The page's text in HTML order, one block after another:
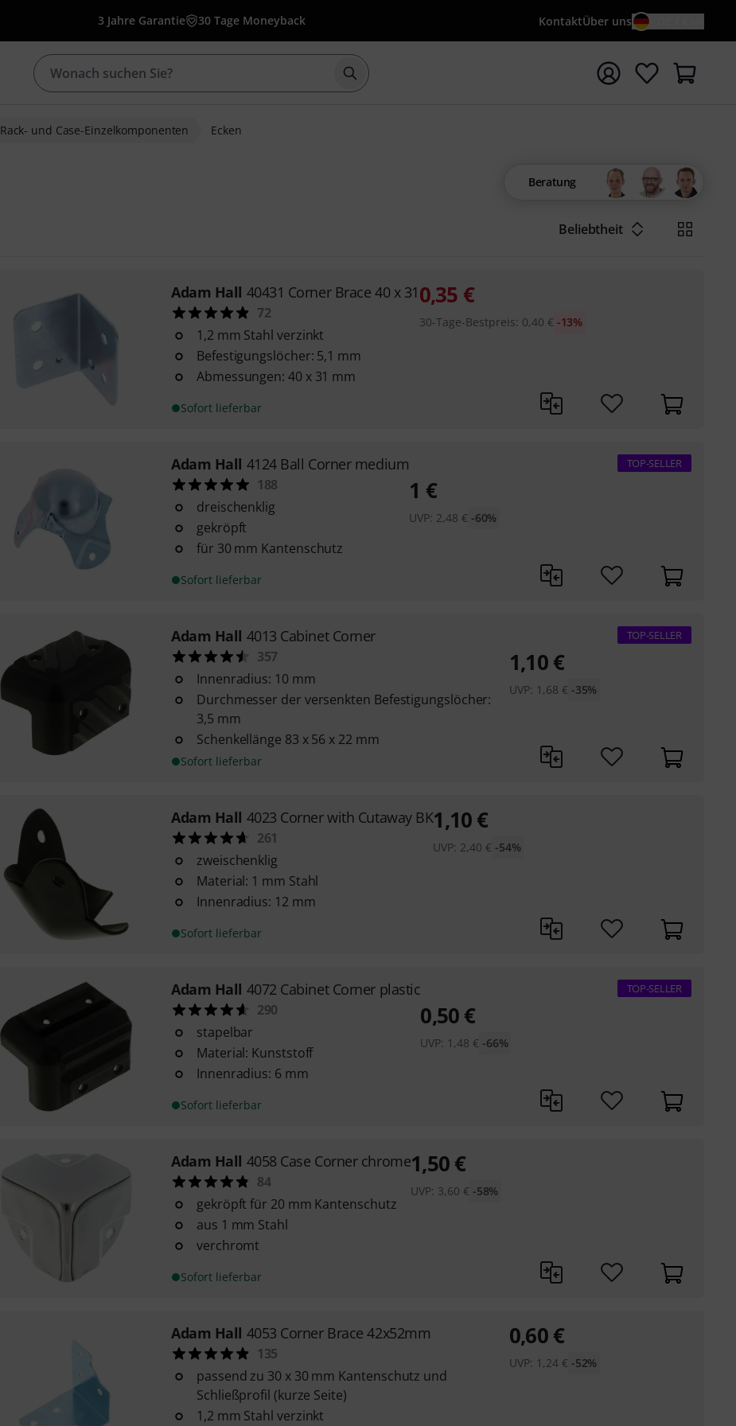
3 Jahre Garantie 30 Tage Moneyback KontaktÜber uns
Suche mit Suchwort {searchTerm} starten
Rack- und Case-Einzelkomponenten Ecken
Beratung
Beliebtheit
Adam Hall 40431 Corner Brace 40 x 31
72
1,2 mm Stahl verzinkt
Befestigungslöcher: 5,1 mm
Abmessungen: 40 x 31 mm
Sofort lieferbar
0,35 €
30-Tage-Bestpreis: 0,40 € -13%
Adam Hall 4124 Ball Corner medium
188
dreischenklig
gekröpft
für 30 mm Kantenschutz
Sofort lieferbar
TOP-SELLER
1 €
UVP: 2,48 € -60%
Adam Hall 4013 Cabinet Corner
357
Innenradius: 10 mm
Durchmesser der versenkten Befestigungslöcher:
3,5 mm
Schenkellänge 83 x 56 x 22 mm
Sofort lieferbar
TOP-SELLER
1,10€
UVP: 1,68 € -35%
Adam Hall 4023 Corner with Cutaway BK
261
zweischenklig
Material: 1 mm Stahl
Innenradius: 12 mm
Sofort lieferbar
1,10€
UVP: 2,40 € -54%
Adam Hall 4072 Cabinet Corner plastic
290
stapelbar
Material: Kunststoff
Innenradius: 6 mm
Sofort lieferbar
TOP-SELLER
0,50€
UVP: 1,48 € -66%
Adam Hall 4058 Case Corner chrome
84
gekröpft für 20 mm Kantenschutz
aus 1 mm Stahl
verchromt
Sofort lieferbar
1,50€
UVP: 3,60 € -58%
Adam Hall 4053 Corner Brace 42x52mm
135
passend zu 30 x 30 mm Kantenschutz und
Schließprofil (kurze Seite)
1,2 mm Stahl verzinkt
0,60€
UVP: 1,24 € -52%